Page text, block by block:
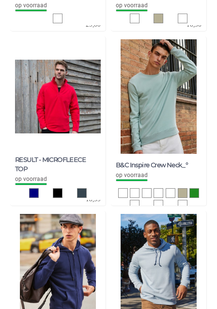
op voorraad
29,60
op voorraad
13,52
16,36
RESULT - MICROFLEECE
TOP
op voorraad
15,36
18,59
B&C Inspire Crew Neck_°
op voorraad
15,53
18,79